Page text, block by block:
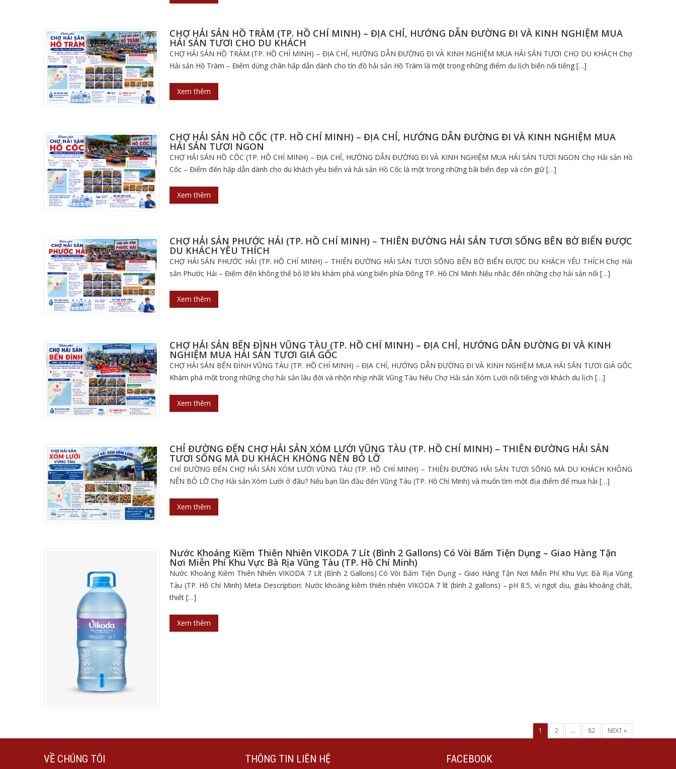
CHỢ HẢI SẢN HỒ TRÀM (TP. HỒ CHÍ MINH) – ĐỊA CHỈ, HƯỚNG DẪN ĐƯỜNG ĐI VÀ KINH NGHIỆM MUA
HẢI SẢN TƯƠI CHO DU KHÁCH
CHỢ HẢI SẢN HỒ TRÀM (TP. HỒ CHÍ MINH) – ĐỊA CHỈ, HƯỚNG DẪN ĐƯỜNG ĐI VÀ KINH NGHIỆM MUA HẢI SẢN TƯƠI CHO DU KHÁCH Chợ
Hải sản Hồ Tràm – Điểm dừng chân hấp dẫn dành cho tín đồ hải sản Hồ Tràm là một trong những điểm du lịch biển nổi tiếng […]
Xem thêm
CHỢ HẢI SẢN HỒ CỐC (TP. HỒ CHÍ MINH) – ĐỊA CHỈ, HƯỚNG DẪN ĐƯỜNG ĐI VÀ KINH NGHIỆM MUA
HẢI SẢN TƯƠI NGON
CHỢ HẢI SẢN HỒ CỐC (TP. HỒ CHÍ MINH) – ĐỊA CHỈ, HƯỚNG DẪN ĐƯỜNG ĐI VÀ KINH NGHIỆM MUA HẢI SẢN TƯƠI NGON Chợ Hải sản Hồ
Cốc – Điểm đến hấp dẫn dành cho du khách yêu biển và hải sản Hồ Cốc là một trong những bãi biển đẹp và còn giữ […]
Xem thêm
CHỢ HẢI SẢN PHƯỚC HẢI (TP. HỒ CHÍ MINH) – THIÊN ĐƯỜNG HẢI SẢN TƯƠI SỐNG BÊN BỜ BIỂN ĐƯỢC
DU KHÁCH YÊU THÍCH
CHỢ HẢI SẢN PHƯỚC HẢI (TP. HỒ CHÍ MINH) – THIÊN ĐƯỜNG HẢI SẢN TƯƠI SỐNG BÊN BỜ BIỂN ĐƯỢC DU KHÁCH YÊU THÍCH Chợ Hải
sản Phước Hải – Điểm đến không thể bỏ lỡ khi khám phá vùng biển phía Đông TP. Hồ Chí Minh Nếu nhắc đến những chợ hải sản nổi […]
Xem thêm
CHỢ HẢI SẢN BẾN ĐÌNH VŨNG TÀU (TP. HỒ CHÍ MINH) – ĐỊA CHỈ, HƯỚNG DẪN ĐƯỜNG ĐI VÀ KINH
NGHIỆM MUA HẢI SẢN TƯƠI GIÁ GỐC
CHỢ HẢI SẢN BẾN ĐÌNH VŨNG TÀU (TP. HỒ CHÍ MINH) – ĐỊA CHỈ, HƯỚNG DẪN ĐƯỜNG ĐI VÀ KINH NGHIỆM MUA HẢI SẢN TƯƠI GIÁ GỐC
Khám phá một trong những chợ hải sản lâu đời và nhộn nhịp nhất Vũng Tàu Nếu Chợ Hải sản Xóm Lưới nổi tiếng với khách du lịch […]
Xem thêm
CHỈ ĐƯỜNG ĐẾN CHỢ HẢI SẢN XÓM LƯỚI VŨNG TÀU (TP. HỒ CHÍ MINH) – THIÊN ĐƯỜNG HẢI SẢN
TƯƠI SỐNG MÀ DU KHÁCH KHÔNG NÊN BỎ LỠ
CHỈ ĐƯỜNG ĐẾN CHỢ HẢI SẢN XÓM LƯỚI VŨNG TÀU (TP. HỒ CHÍ MINH) – THIÊN ĐƯỜNG HẢI SẢN TƯƠI SỐNG MÀ DU KHÁCH KHÔNG
NÊN BỎ LỠ Chợ Hải sản Xóm Lưới ở đâu? Nếu bạn lần đầu đến Vũng Tàu (TP. Hồ Chí Minh) và muốn tìm một địa điểm để mua hải […]
Xem thêm
Nước Khoáng Kiềm Thiên Nhiên VIKODA 7 Lít (Bình 2 Gallons) Có Vòi Bấm Tiện Dụng – Giao Hàng Tận
Nơi Miễn Phí Khu Vực Bà Rịa Vũng Tàu (TP. Hồ Chí Minh)
Nước Khoáng Kiềm Thiên Nhiên VIKODA 7 Lít (Bình 2 Gallons) Có Vòi Bấm Tiện Dụng – Giao Hàng Tận Nơi Miễn Phí Khu Vực Bà Rịa Vũng
Tàu (TP. Hồ Chí Minh) Meta Description: Nước khoáng kiềm thiên nhiên VIKODA 7 lít (bình 2 gallons) – pH 8.5, vị ngọt dịu, giàu khoáng chất,
thiết […]
Xem thêm
1 2 … 82 NEXT »
VỀ CHÚNG TÔI THÔNG TIN LIÊN HỆ FACEBOOK